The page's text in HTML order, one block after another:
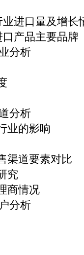
进口量及增长
产品主要品牌
分析
分析
业的影响
渠道要素对比
究
商情况
分析